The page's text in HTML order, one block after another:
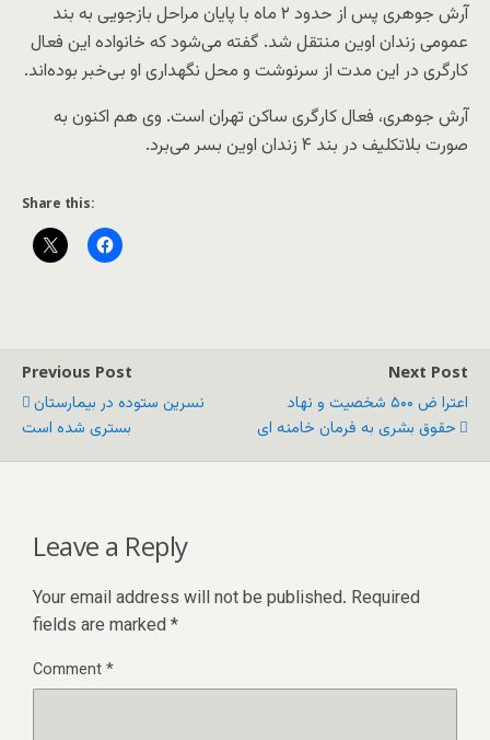
آرش جوهری پس از حدود ۲ ماه با پایان مراحل بازجویی به بند
عمومی زندان اوین منتقل شد. گفته می‌شود که خانواده این فعال
کارگری در این مدت از سرنوشت و محل نگهداری او بی‌خبر بوده‌اند.
آرش جوهری، فعال کارگری ساکن تهران است. وی هم اکنون به
صورت بلاتکلیف در بند ۴ زندان اوین بسر می‌برد.
Share this:
Previous Post
نسرین ستوده در بیمارستان
بستری شده است
Next Post
اعترا ض ۵۰۰ شخصیت و نهاد
حقوق بشری به فرمان خامنه ای
Leave a Reply
Your email address will not be published. Required
fields are marked *
Comment*